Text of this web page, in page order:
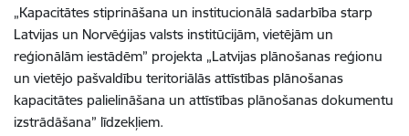
„Kapacitātes stiprināšana un institucionālā sadarbība starp
Latvijas un Norvēģijas valsts institūcijām, vietējām un
reģionālām iestādēm” projekta „Latvijas plānošanas reģionu
un vietējo pašvaldību teritoriālās attīstības plānošanas
kapacitātes palielināšana un attīstības plānošanas dokumentu
izstrādāšana” līdzekļiem.